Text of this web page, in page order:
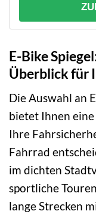
E-Bike
Überblick für
Die Auswahl an
bietet Ihnen
Ihre
Fahrrad
im dichten
sportliche
lange Strecken